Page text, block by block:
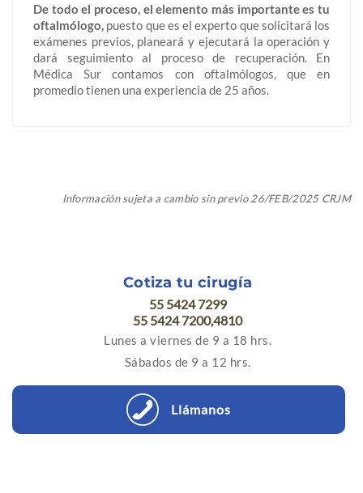
De todo el proceso, el elemento más importante es tu
oftalmólogo, puesto que es el experto que solicitará los
exámenes previos, planeará y ejecutará la operación y
dará seguimiento al proceso de recuperación. En
Médica Sur contamos con oftalmólogos, que en
promedio tienen una experiencia de 25 años.
Información sujeta a cambio sin previo 26/FEB/2025 CRJM
Cotiza tu cirugía
55 5424 7299
55 5424 7200,4810
Lunes a viernes de 9 a 18 hrs.
Sábados de 9 a 12 hrs.
Llámanos